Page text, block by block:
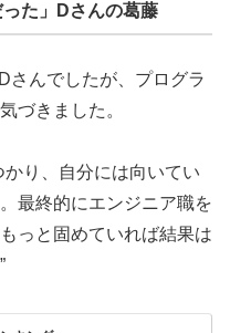
た」Dさんの葛藤
さんでしたが、プログラ
づきました。
り、自分には向いてい
最終的にエンジニア職を
っと固めていれば結果は